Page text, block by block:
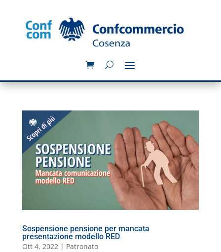
Sospensione pensione per mancata
presentazione modello RED
Ott 4, 2022| Patronato